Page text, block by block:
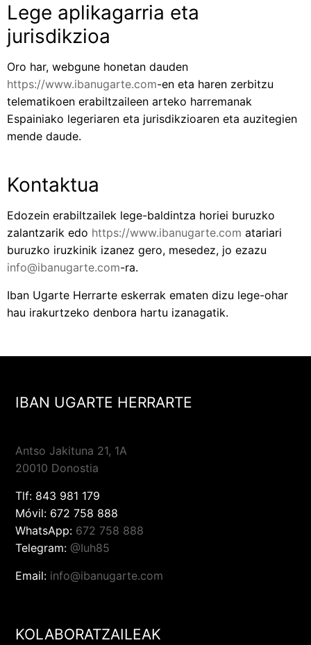
Lege aplikagarria eta
jurisdikzioa
Oro har, webgune honetan dauden
https://www.ibanugarte.com-en eta haren zerbitzu
telematikoen erabiltzaileen arteko harremanak
Espainiako legeriaren eta jurisdikzioaren eta auzitegien
mende daude.
Kontaktua
Edozein erabiltzailek lege-baldintza horiei buruzko
zalantzarik edo https://www.ibanugarte.com atariari
buruzko iruzkinik izanez gero, mesedez, jo ezazu
info@ibanugarte.com-ra.
Iban Ugarte Herrarte eskerrak ematen dizu lege-ohar
hau irakurtzeko denbora hartu izanagatik.
IBAN UGARTE HERRARTE
Antso Jakituna 21, 1A
20010 Donostia
Tlf: 843 981 179
Móvil: 672 758 888
WhatsApp: 672 758 888
Telegram: @Iuh85
Email: info@ibanugarte.com
KOLABORATZAILEAK